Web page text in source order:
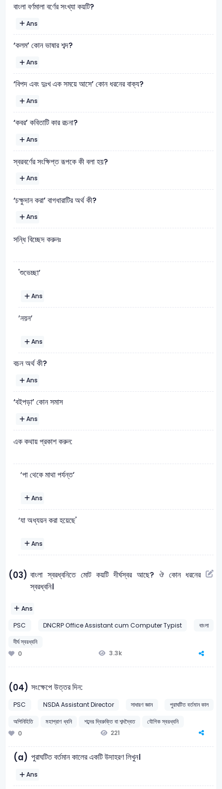
বাংলা বর্ণমালা বর্ণের সংখ্যা কয়টি?
Ans
‘কলম’ কোন ভাষার শব্দ?
Ans
‘বিপদ এবং দুঃখ এক সময়ে আসে’ কোন ধরনের বাক্য?
Ans
‘কবর’ কবিতাটি কার রচনা?
Ans
স্বরবর্ণের সংক্ষিপ্ত রূপকে কী বলা হয়?
Ans
‘চক্ষুদান করা’ বাগধারাটির অর্থ কী?
Ans
সন্ধি বিচ্ছেদ করুনঃ
'শুভেচ্ছা’
Ans
’নয়ন’
Ans
বচন অর্থ কী?
Ans
‘বইপড়া’ কোন সমাস
Ans
এক কথায় প্রকাশ করুন:
‘পা থেকে মাথা পর্যন্ত’
Ans
‘যা অধ্যয়ন করা হয়েছে'
Ans
(03) বাংলা স্বরধ্বনিতে মোট কয়টি দীর্ঘস্বর আছে? ঔ কোন ধরনের
স্বরধ্বনি।
Ans
PSC
DNCRP Office Assistant cum Computer Typist
বাংলা
দীর্ঘ স্বরধ্বনি
0
3.3k
(04) সংক্ষেপে উত্তর দিন:
PSC NSDA Assistant Director সাধারণ জ্ঞান
পুরাঘটিত বর্তমান কাল
অপিনিহিতি
মহাপ্রাণ ধ্বনি শব্দের দ্বিরুক্তি বা শব্দদ্বৈত
যৌগিক স্বরধ্বনি
0
221
(a) পুরাঘটিত বর্তমান কালের একটি উদাহরণ লিখুন।
Ans